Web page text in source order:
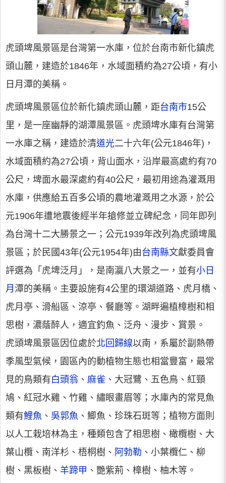
虎頭埤風景區是台灣第一水庫，位於台南市新化鎮虎
頭山麓，建造於1846年，水域面積約為27公頃，有小
日月潭的美稱。
虎頭埤風景區位於新化鎮虎頭山麓，距台南市15公
里，是一座幽靜的湖潭風景區。虎頭埤水庫有台灣第
一水庫之稱，建造於清道光二十六年(公元1846年)，
水域面積約為27公頃，背山面水，沿岸最高處約有70
公尺，埤面水最深處約有40公尺，最初用途為灌溉用
水庫，供應給五百多公頃的農地灌溉用之水源，於公
元1906年遭地震後經半年搶修並立碑紀念，同年即列
為台灣十二大勝景之一；公元1939年改列為虎頭埤風
景區；於民國43年(公元1954年)由 台南縣文獻委員會
評選為「虎埤泛月」，是南瀛八大景之一，並有小日
月 潭的美稱。主要設施有4公里的環湖道路、虎月橋、
虎月亭、滑船區、涼亭、餐廳等。湖畔遍植樟樹和相
思樹，濃蔭醉人，適宜釣魚、泛舟、漫步、賞景。
虎頭埤風景區因位處於北回歸線以南，系屬於副熱帶
季風型氣候，園區內的動植物生態也相當豐富，最常
見的鳥類有白頭翁 、 麻雀 、大冠鷺、五色鳥、紅頸
鳩、紅冠水雞、竹雞、繡眼畫眉等；水庫內的常見魚
類有鯉魚 、 吳郭魚 、鯽魚、珍珠石斑等；植物方面則
以人工栽培林為主，種類包含了相思樹、橄欖樹、大
葉山欖、南洋杉、梧桐樹、 阿勃勒 、小葉欖仁、柳
樹、黑板樹、 羊蹄甲 、艷紫荊、樟樹、柚木等。